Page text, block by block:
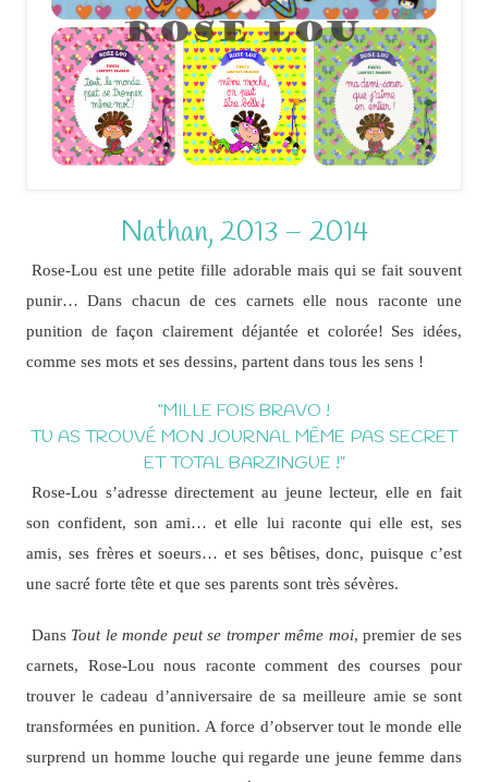
Nathan, 2013 – 2014
Rose-Lou est une petite fille adorable mais qui se fait souvent
punir… Dans chacun de ces carnets elle nous raconte une
punition de façon clairement déjantée et colorée! Ses idées,
comme ses mots et ses dessins, partent dans tous les sens !
“MILLE FOIS BRAVO !
TU AS TROUVÉ MON JOURNAL MÊME PAS SECRET
ET TOTAL BARZINGUE !”
Rose-Lou s’adresse directement au jeune lecteur, elle en fait
son confident, son ami… et elle lui raconte qui elle est, ses
amis, ses frères et soeurs… et ses bêtises, donc, puisque c’est
une sacré forte tête et que ses parents sont très sévères.
Dans Tout le monde peut se tromper même moi, premier de ses
carnets, Rose-Lou nous raconte comment des courses pour
trouver le cadeau d’anniversaire de sa meilleure amie se sont
transformées en punition. A force d’observer tout le monde elle
surprend un homme louche qui regarde une jeune femme dans